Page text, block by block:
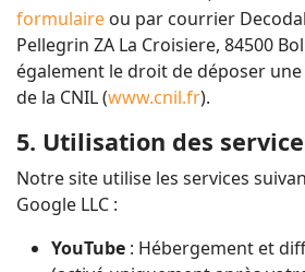
formulaire ou par courrier
Pellegrin ZA La Croisiere, 84500
également le droit de déposer
de la CNIL (www.cnil.fr).
5. Utilisation des
Notre site utilise les services
Google LLC :
YouTube : Hébergement et